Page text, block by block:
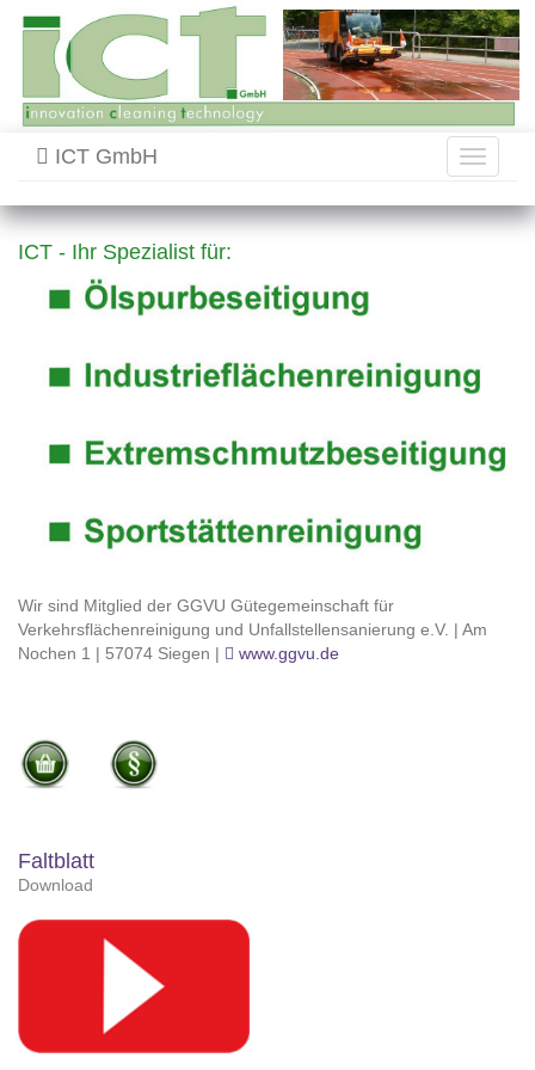
Toggle
ICT GmbH
ICT - Ihr Spezialist für:
Wir sind Mitglied der GGVU Gütegemeinschaft für
Verkehrsflächenreinigung und Unfallstellensanierung e.V. | Am
Nochen 1 | 57074 Siegen |
www.ggvu.de
Faltblatt
Download